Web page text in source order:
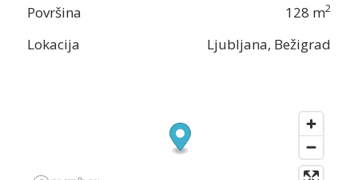
Površina
128 m2
Lokacija Ljubljana, Bežigrad